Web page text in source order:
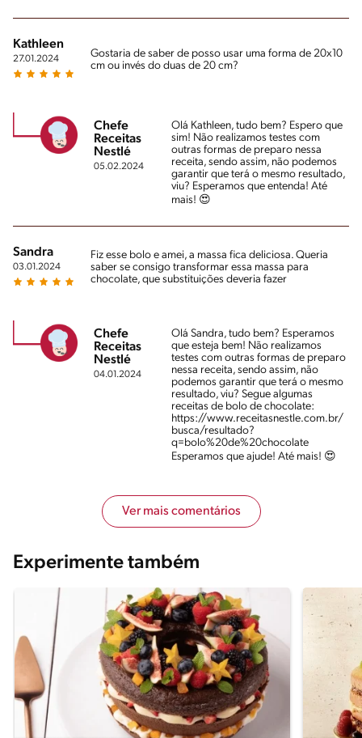
Kathleen
27.01.2024
Gostaria de saber de posso usar uma forma de 20x10
cm ou invés do duas de 20 cm?
Chefe
Receitas
Nestlé
05.02.2024
Olá Kathleen, tudo bem? Espero que
sim! Não realizamos testes com
outras formas de preparo nessa
receita, sendo assim, não podemos
garantir que terá o mesmo resultado,
viu? Esperamos que entenda! Até
mais! 😍
Sandra
03.01.2024
Fiz esse bolo e amei, a massa fica deliciosa. Queria
saber se consigo transformar essa massa para
chocolate, que substituições deveria fazer
Chefe
Receitas
Nestlé
04.01.2024
Olá Sandra, tudo bem? Esperamos
que esteja bem! Não realizamos
testes com outras formas de preparo
nessa receita, sendo assim, não
podemos garantir que terá o mesmo
resultado, viu? Segue algumas
receitas de bolo de chocolate:
https://www.receitasnestle.com.br/
busca/resultado?
q=bolo%20de%20chocolate
Esperamos que ajude! Até mais! 😍
Ver mais comentários
Experimente também